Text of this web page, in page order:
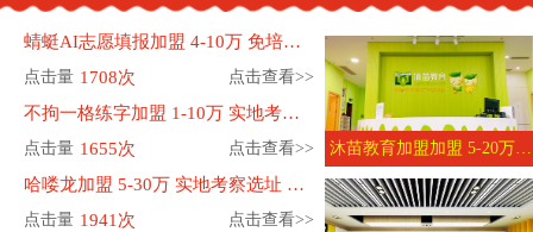
蜻蜓AI志愿填报加盟 4-10万 免培训费 免保证金 560家加盟店
点击量 1708次 点击查看>>
不拘一格练字加盟 1-10万 实地考察选址 总部短期培训 免培训费
点击量 1655次 点击查看>>
哈喽龙加盟 5-30万 实地考察选址 带店培训 免培训费
点击量 1941次 点击查看>>
沐苗教育加盟加盟 5-20万 实地考察选址 带店培训 免培训费